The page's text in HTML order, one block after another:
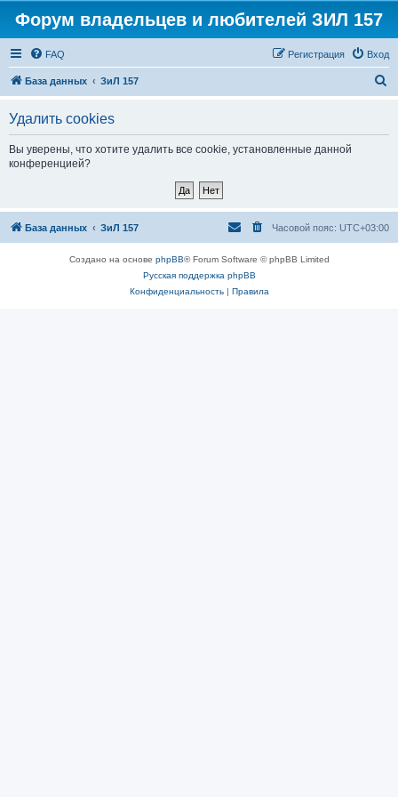
Форум владельцев и любителей ЗИЛ 157
FAQ Вход
Регистрация
База данных ЗиЛ 157
Удалить cookies
Вы уверены, что хотите удалить все cookie, установленные данной
конференцией?
База данных ЗиЛ 157 Часовой пояс: UTC+03:00
Создано на основе phpBB® Forum Software © phpBB Limited
Русская поддержка phpBB
Конфиденциальность| Правила